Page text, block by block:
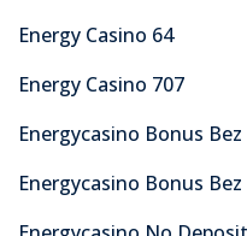
Energy Casino 64
Energy Casino 707
Energycasino Bonus
Energycasino Bonus